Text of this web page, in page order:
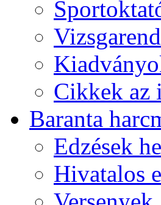
Vizsgarend
Cikkek az
Baranta
Edzések
Hivatalos